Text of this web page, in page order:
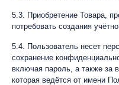
5.3. Приобретение Товара,
потребовать создания
5.4. Пользователь несет
сохранение
включая пароль, а также за
которая ведётся от имени